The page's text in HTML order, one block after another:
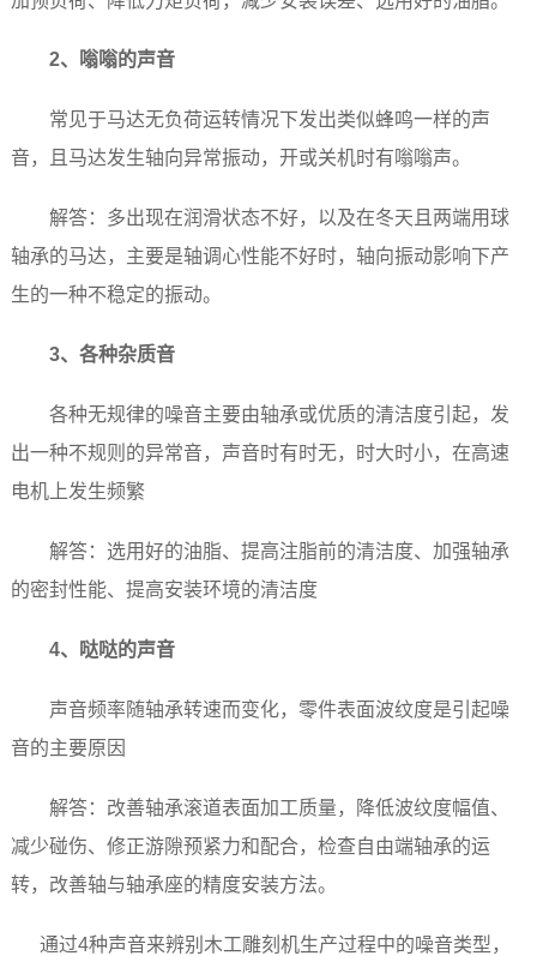
2、嗡嗡的声音
常见于马达无负荷运转情况下发出类似蜂鸣一样的声
音，且马达发生轴向异常振动，开或关机时有嗡嗡声。
解答：多出现在润滑状态不好，以及在冬天且两端用球
轴承的马达，主要是轴调心性能不好时，轴向振动影响下产
生的一种不稳定的振动。
3、各种杂质音
各种无规律的噪音主要由轴承或优质的清洁度引起，发
出一种不规则的异常音，声音时有时无，时大时小，在高速
电机上发生频繁
解答：选用好的油脂、提高注脂前的清洁度、加强轴承
的密封性能、提高安装环境的清洁度
4、哒哒的声音
声音频率随轴承转速而变化，零件表面波纹度是引起噪
音的主要原因
解答：改善轴承滚道表面加工质量，降低波纹度幅值、
减少碰伤、修正游隙预紧力和配合，检查自由端轴承的运
转，改善轴与轴承座的精度安装方法。
通过4种声音来辨别木工雕刻机生产过程中的噪音类型 ，